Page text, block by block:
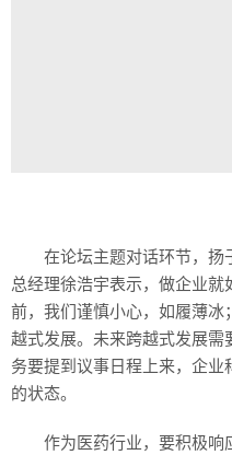
在论坛主题对话环节，扬
总经理徐浩宇表示，做企业就
前，我们谨慎小心，如履薄冰
越式发展。未来跨越式发展需
务要提到议事日程上来，企
的状态。
作为医药行业，要积极响